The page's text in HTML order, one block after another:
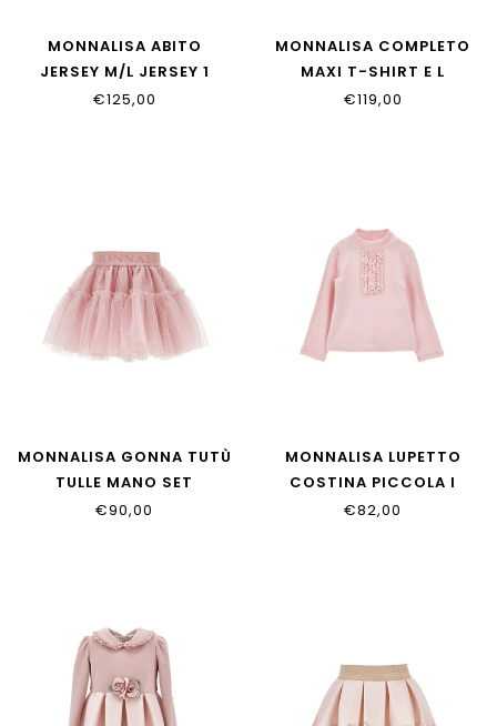
MONNALISA ABITO
JERSEY M/L JERSEY 1
39H900_8002_0180
€125,00
MONNALISA COMPLETO
MAXI T-SHIRT E L
39H500_8002_0180
€119,00
MONNALISA GONNA TUTÙ
TULLE MANO SET
37HGON_T9945_0063
€90,00
MONNALISA LUPETTO
COSTINA PICCOLA I
37H617_8212_094F
€82,00